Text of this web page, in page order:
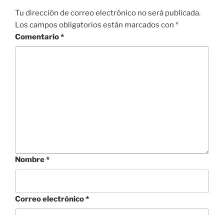
Tu dirección de correo electrónico no será publicada.
Los campos obligatorios están marcados con *
Comentario*
Nombre*
Correo electrónico*